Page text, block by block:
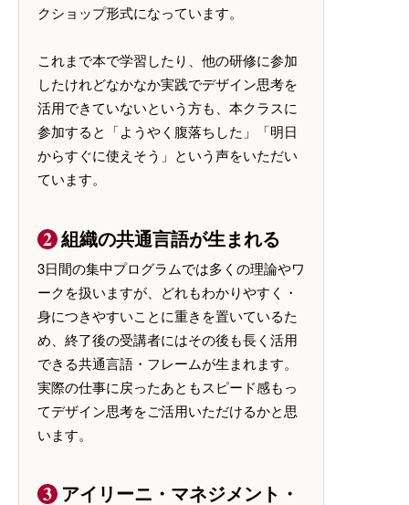
クショップ形式になっています。
これまで本で学習したり、他の研修に参加
したけれどなかなか実践でデザイン思考を
活用できていないという方も、本クラスに
参加すると「ようやく腹落ちした」「明日
からすぐに使えそう」という声をいただい
ています。
組織の共通言語が生まれる
3日間の集中プログラムでは多くの理論やワ
ークを扱いますが、どれもわかりやすく・
身につきやすいことに重きを置いているた
め、終了後の受講者にはその後も長く活用
できる共通言語・フレームが生まれます。
実際の仕事に戻ったあともスピード感もっ
てデザイン思考をご活用いただけるかと思
います。
アイリーニ・マネジメント・